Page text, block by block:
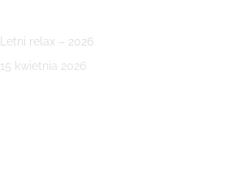
Letni relax – 2026
15 kwietnia 2026